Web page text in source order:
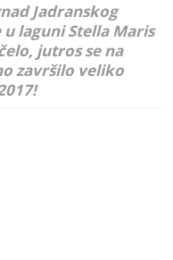
Jadranskog
laguni Stella Maris
jutros se na
završilo veliko